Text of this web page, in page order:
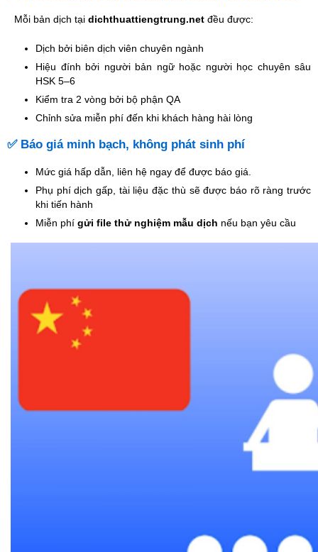
Mỗi bản dịch tại dichthuattiengtrung.net đều được:
Dịch bởi biên dịch viên chuyên ngành
Hiệu đính bởi người bản ngữ hoặc người học chuyên sâu
HSK 5–6
Kiểm tra 2 vòng bởi bộ phận QA
Chỉnh sửa miễn phí đến khi khách hàng hài lòng
✅ Báo giá minh bạch, không phát sinh phí
Mức giá hấp dẫn, liên hệ ngay để được báo giá.
Phụ phí dịch gấp, tài liệu đặc thù sẽ được báo rõ ràng trước
khi tiến hành
Miễn phí gửi file thử nghiệm mẫu dịch nếu bạn yêu cầu